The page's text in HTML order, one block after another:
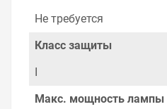
степенью IP44.
Может устанавливаться
ресторанов, а также для
Не требуется
Класс защиты
Макс. мощность лампы